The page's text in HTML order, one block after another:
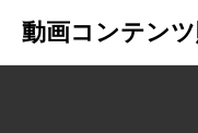
動画コンテン